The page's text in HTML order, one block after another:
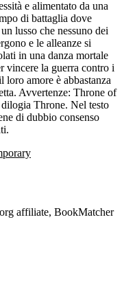
e alimentato da una
di battaglia dove
lusso che nessuno dei
e le alleanze si
in una danza mortale
vincere la guerra contro i
amore è abbastanza
Avvertenze: Throne of
Throne. Nel testo
di dubbio consenso
affiliate, BookMatcher